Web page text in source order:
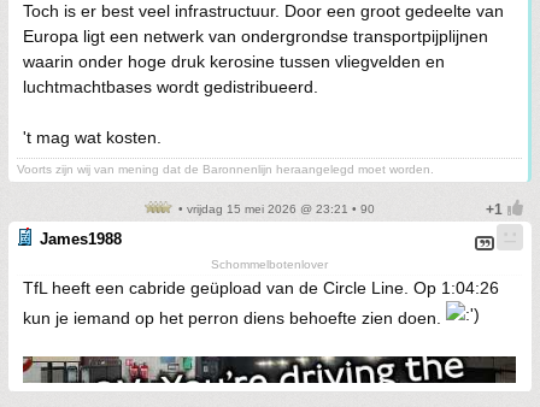
Toch is er best veel infrastructuur. Door een groot gedeelte van
Europa ligt een netwerk van ondergrondse transportpijplijnen
waarin onder hoge druk kerosine tussen vliegvelden en
luchtmachtbases wordt gedistribueerd.
't mag wat kosten.
Voorts zijn wij van mening dat de Baronnenlijn heraangelegd moet worden.
• vrijdag 15 mei 2026 @ 23:21 • 90
James1988
Schommelbotenlover
TfL heeft een cabride geüpload van de Circle Line. Op 1:04:26
kun je iemand op het perron diens behoefte zien doen.